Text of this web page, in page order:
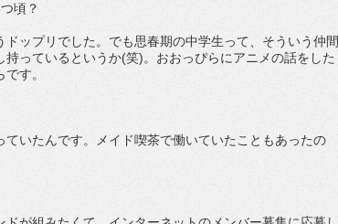
頃？
ップリでした。でも思春期の中学生って、そういう仲間
っているというか(笑)。おおっぴらにアニメの話をした
す。
いたんです。メイド喫茶で働いていたこともあったの